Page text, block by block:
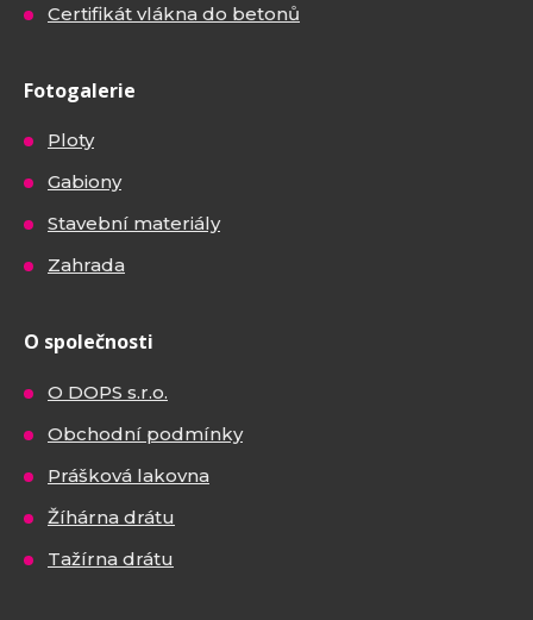
Certifikát vlákna do betonů
Fotogalerie
Ploty
Gabiony
Stavební materiály
Zahrada
O společnosti
O DOPS s.r.o.
Obchodní podmínky
Prášková lakovna
Žíhárna drátu
Tažírna drátu